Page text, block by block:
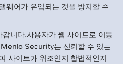
웨어가 유입되는 것을 방지할 수
니다.사용자가 웹 사이트로 이동
Security는 신뢰할 수 있는
사이트가 위조인지 합법적인지